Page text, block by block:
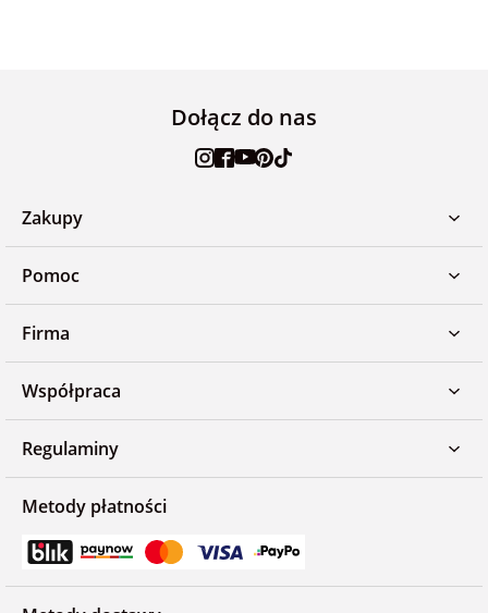
Dołącz do nas
Zakupy
Pomoc
Firma
Współpraca
Regulaminy
Metody płatności